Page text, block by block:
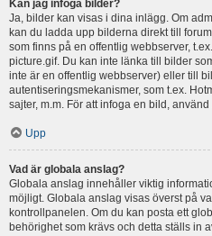
Kan jag infoga bilder?
Ja, bilder kan visas i dina inlägg. Om
kan du ladda upp bilderna direkt till
som finns på en offentlig webbserver,
picture.gif. Du kan inte länka till bilder
inte är en offentlig webbserver) eller till
autentiseringsmekanismer, som t.ex.
sajter, m.m. För att infoga en bild,
Upp
Vad är globala anslag?
Globala anslag innehåller viktig
möjligt. Globala anslag visas överst på
kontrollpanelen. Om du kan posta ett
behörighet som krävs och detta ställs in